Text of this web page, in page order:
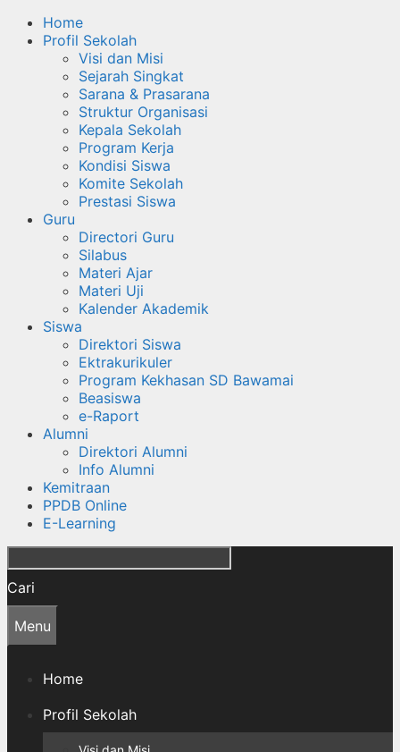
Home
Profil Sekolah
Visi dan Misi
Sejarah Singkat
Sarana & Prasarana
Struktur Organisasi
Kepala Sekolah
Program Kerja
Kondisi Siswa
Komite Sekolah
Prestasi Siswa
Guru
Directori Guru
Silabus
Materi Ajar
Materi Uji
Kalender Akademik
Siswa
Direktori Siswa
Ektrakurikuler
Program Kekhasan SD Bawamai
Beasiswa
e-Raport
Alumni
Direktori Alumni
Info Alumni
Kemitraan
PPDB Online
E-Learning
Cari
Menu
Home
Profil Sekolah